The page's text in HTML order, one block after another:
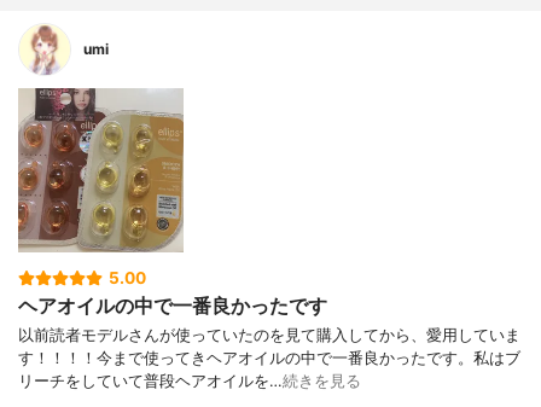
umi
5.00
ヘアオイルの中で一番良かったです
以前読者モデルさんが使っていたのを見て購入してから、愛用していま
す！！！！今まで使ってきヘアオイルの中で一番良かったです。私はブ
リーチをしていて普段ヘアオイルを…続きを見る